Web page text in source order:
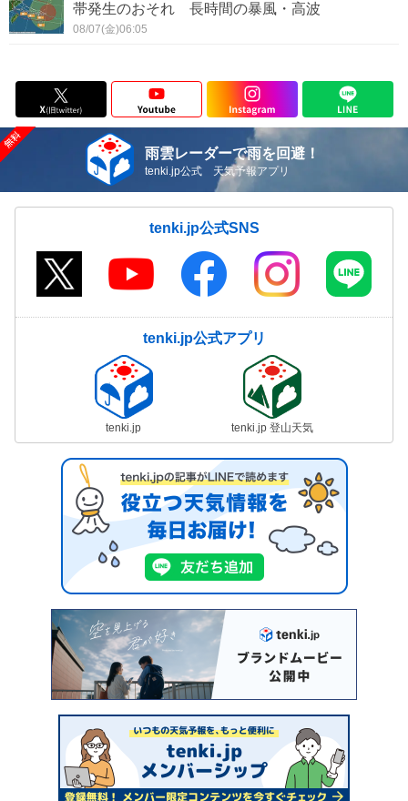
帯発生のおそれ 長時間の暴風・高波
08/07(金)06:05
雨雲レーダーで雨を回避！
tenki.jp公式 天気予報アプリ
tenki.jp公式SNS
tenki.jp公式アプリ
tenki.jp tenki.jp 登山天気